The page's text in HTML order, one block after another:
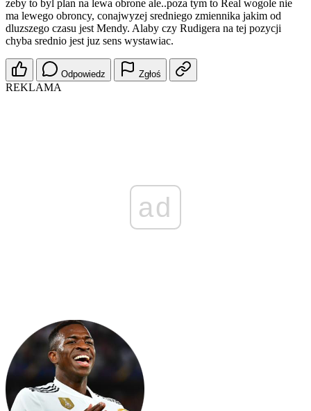
zeby to byl plan na lewa obrone ale..poza tym to Real wogole nie
ma lewego obroncy, conajwyzej sredniego zmiennika jakim od
dluzszego czasu jest Mendy. Alaby czy Rudigera na tej pozycji
chyba srednio jest juz sens wystawiac.
Odpowiedz Zgłoś
REKLAMA
ad